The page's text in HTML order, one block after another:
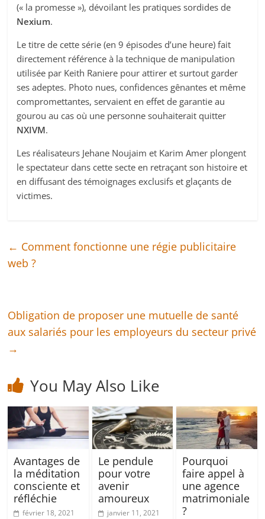
(« la promesse »), dévoilant les pratiques sordides de
Nexium.
Le titre de cette série (en 9 épisodes d’une heure) fait
directement référence à la technique de manipulation
utilisée par Keith Raniere pour attirer et surtout garder
ses adeptes. Photo nues, confidences gênantes et même
compromettantes, servaient en effet de garantie au
gourou au cas où une personne souhaiterait quitter
NXIVM.
Les réalisateurs Jehane Noujaim et Karim Amer plongent
le spectateur dans cette secte en retraçant son histoire et
en diffusant des témoignages exclusifs et glaçants de
victimes.
← Comment fonctionne une régie publicitaire
web ?
Obligation de proposer une mutuelle de santé
aux salariés pour les employeurs du secteur privé
→
You May Also Like
Avantages de
la méditation
consciente et
réfléchie
février 18, 2021
Le pendule
pour votre
avenir
amoureux
janvier 11, 2021
Pourquoi
faire appel à
une agence
matrimoniale
?